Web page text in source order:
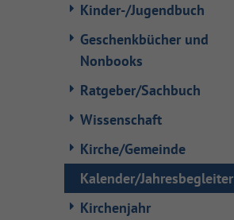
Kinder-/Jugendbuch
Geschenkbücher und
Nonbooks
Ratgeber/Sachbuch
Wissenschaft
Kirche/Gemeinde
Kalender/Jahresbegleiter
Kirchenjahr